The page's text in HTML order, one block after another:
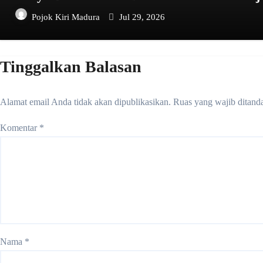
Pojok Kiri Madura Jul 29, 2026
Tinggalkan Balasan
Alamat email Anda tidak akan dipublikasikan. Ruas yang wajib
Komentar *
Nama *